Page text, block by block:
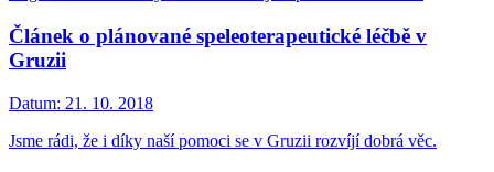
Článek o plánované speleoterapeutické léčbě v
Gruzii
Datum: 21. 10. 2018
Jsme rádi, že i díky naší pomoci se v Gruzii rozvíjí dobrá věc.